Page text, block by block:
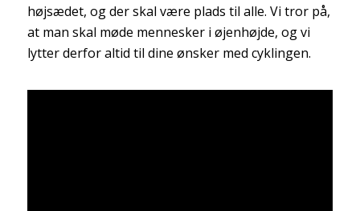
højsædet, og der skal være plads til alle. Vi tror på,
at man skal møde mennesker i øjenhøjde, og vi
lytter derfor altid til dine ønsker med cyklingen.